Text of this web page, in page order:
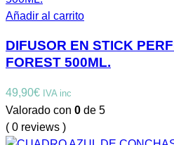
Añadir al carrito
DIFUSOR EN STICK
FOREST 500ML.
49,90€ IVA inc
Valorado con 0 de 5
( 0 reviews )